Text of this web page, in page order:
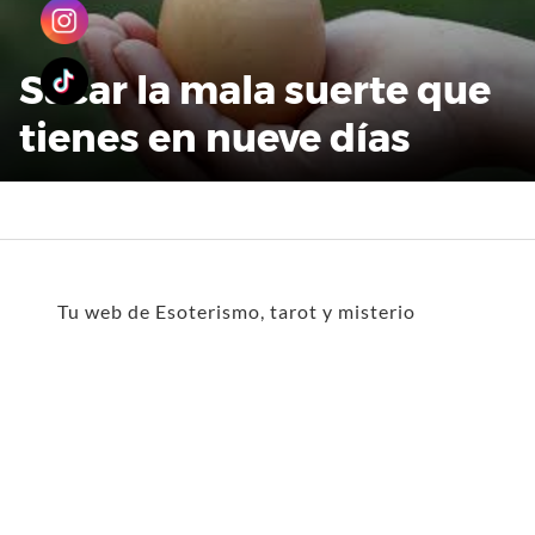
Sacar la mala suerte que
tienes en nueve días
Tu web de Esoterismo, tarot y misterio